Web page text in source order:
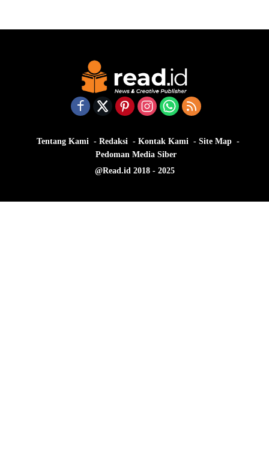
Tentang Kami Redaksi Kontak Kami
Site Map
Pedoman Media Siber
@Read.id 2018 - 2025